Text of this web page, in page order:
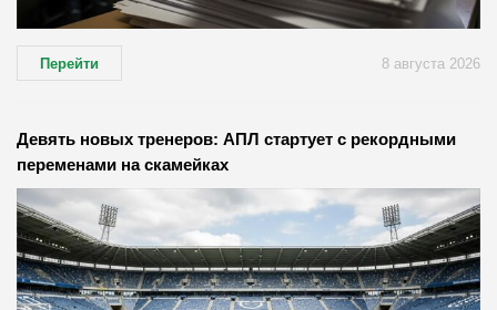
Перейти 8 августа 2026
Девять новых тренеров: АПЛ стартует с рекордными
переменами на скамейках